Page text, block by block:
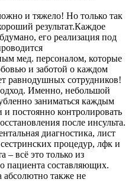
и тяжело! Но только так
результат.Каждое
его реализация под
мед. персоналом, которые
и заботой о каждом
равнодушных сотрудников!
Именно, небольшой
заниматься каждым
и постоянно контролировать
после инсульта.
диагностика, лист
процедур, лфк и
– всё это только из
пациента составляющих.
абсолютно также не